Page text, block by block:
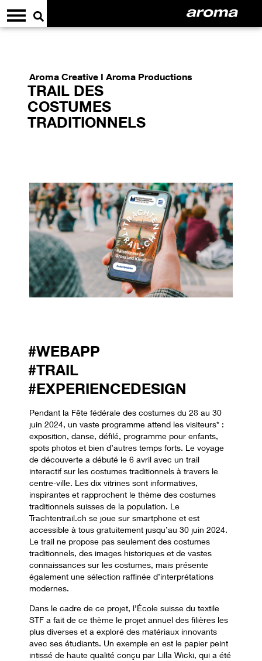
Aroma Creative I Aroma Productions
TRAIL DES
COSTUMES
TRADITIONNELS
#WEBAPP
#TRAIL
#EXPERIENCEDESIGN
Pendant la Fête fédérale des costumes du 28 au 30
juin 2024, un vaste programme attend les visiteurs* :
exposition, danse, défilé, programme pour enfants,
spots photos et bien d’autres temps forts. Le voyage
de découverte a débuté le 6 avril avec un trail
interactif sur les costumes traditionnels à travers le
centre-ville. Les dix vitrines sont informatives,
inspirantes et rapprochent le thème des costumes
traditionnels suisses de la population. Le
Trachtentrail.ch se joue sur smartphone et est
accessible à tous gratuitement jusqu’au 30 juin 2024.
Le trail ne propose pas seulement des costumes
traditionnels, des images historiques et de vastes
connaissances sur les costumes, mais présente
également une sélection raffinée d’interprétations
modernes.
Dans le cadre de ce projet, l’École suisse du textile
STF a fait de ce thème le projet annuel des filières les
plus diverses et a exploré des matériaux innovants
avec ses étudiants. Un exemple en est le papier peint
intissé de haute qualité conçu par Lilla Wicki, qui a été